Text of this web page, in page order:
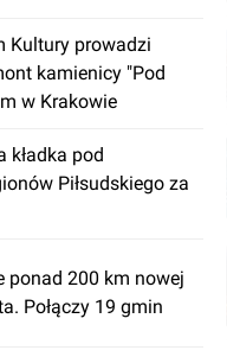
Kultury prowadzi
kamienicy "Pod
w Krakowie
kładka pod
Piłsudskiego za
ponad 200 km nowej
Połączy 19 gmin